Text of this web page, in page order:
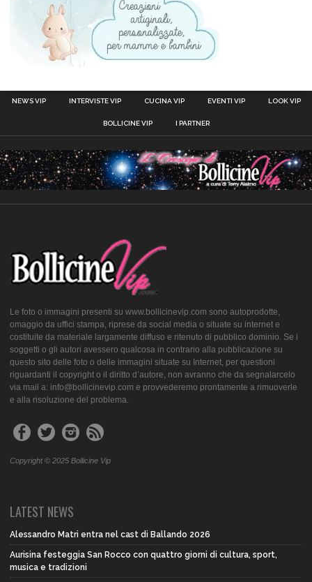
NEWS VIP INTERVISTE VIP CUCINA VIP EVENTI VIP LOOK VIP
BOLLICINE VIP I PARTNER
Le foto o immagini presenti su www.bollicinevip.com sono autoprodotte,
omaggio da uffici stampa, riprese da social media o situate su internet e
costituite da materiale largamente diffuso e ritenuto di pubblico dominio. Se i
soggetti o gli autori avessero qualcosa in contrario alla pubblicazione su
questo sito delle foto o delle immagini situate su Internet, per questioni
riguardanti il copyright o il diritto d’autore, non avranno che da segnalarcelo
via mail a: info@bollicinevip.com e provvederemo prontamente a rimuoverle
e alla risoluzione del problema.
Copyright © 2025 Bollicine Vip
LATEST NEWS
Alessandro Matri entra nel cast di Ballando 2026
Aurisina festeggia San Rocco con quattro giorni di cultura, sport,
musica e tradizioni